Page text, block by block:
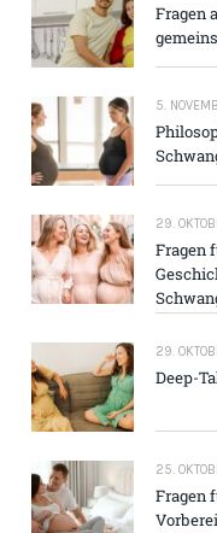
Fragen
5.
29.
Fragen
29.
Deep-
25.
Fragen